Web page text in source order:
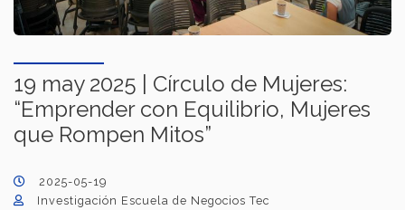
19 may 2025 | Círculo de Mujeres:
“Emprender con Equilibrio, Mujeres
que Rompen Mitos”​
2025-05-19
Investigación Escuela de Negocios Tec